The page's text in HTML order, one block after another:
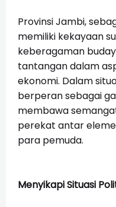
Provinsi Jambi,
memiliki kekayaan
keberagaman
tantangan dalam
ekonomi. Dalam
berperan sebagai
membawa
perekat antar
para pemuda.
Menyikapi Situasi